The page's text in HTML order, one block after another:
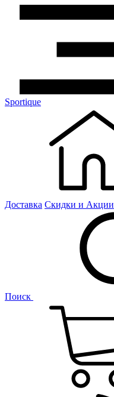
Sportique
Доставка Скидки и Акции
Поиск